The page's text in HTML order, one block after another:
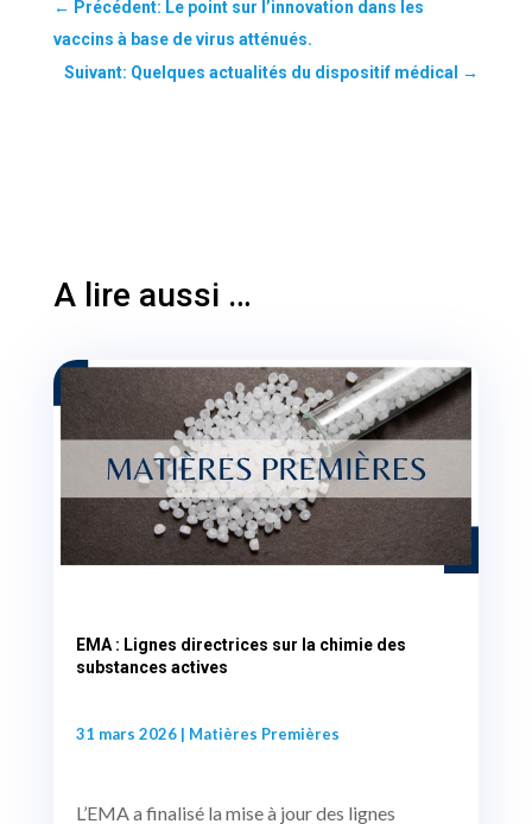
← Précédent: Le point sur l’innovation dans les
vaccins à base de virus atténués.
Suivant: Quelques actualités du dispositif médical →
A lire aussi …
EMA : Lignes directrices sur la chimie des
substances actives
31 mars 2026| Matières Premières
L’EMA a finalisé la mise à jour des lignes